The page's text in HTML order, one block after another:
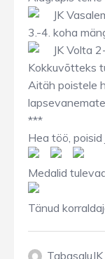
JK
3.-4. koha
JK Volta
Kokkuvõtteks
Aitäh poistele
***
Hea töö,
Medalid
Tänud
TabasaluJK